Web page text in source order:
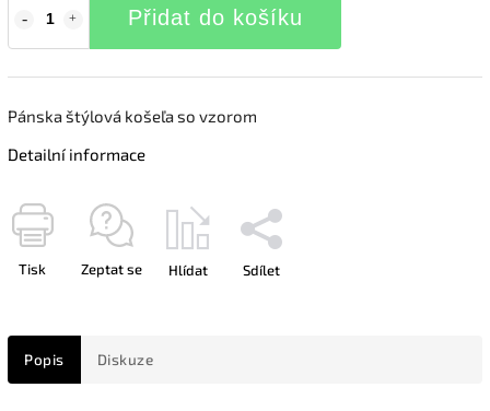
Přidat do košíku
Pánska štýlová košeľa so vzorom
Detailní informace
Tisk Zeptat se Hlídat Sdílet
Popis Diskuze